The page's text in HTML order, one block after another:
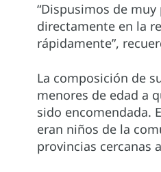
“Dispusimos de
directamente en la
rápidamente”,
La composición de
menores de edad a
sido encomendada.
eran niños de la
provincias cercanas